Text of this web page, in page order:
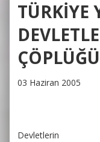
TÜRKİYE
03 Haziran 2005
Devletlerin